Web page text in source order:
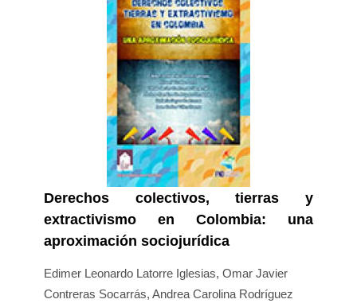
Derechos colectivos, tierras y
extractivismo en Colombia: una
aproximación sociojurídica
Edimer Leonardo Latorre Iglesias, Omar Javier
Contreras Socarrás, Andrea Carolina Rodríguez